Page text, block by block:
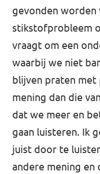
Vacatures
Vacatures Volt
gevonden
stikstofprobleem
vraagt om een
waarbij we niet
blijven praten met
mening dan die
dat we meer en
gaan luisteren. Ik
juist door te
andere mening en